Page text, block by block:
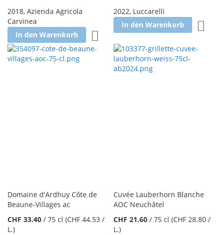
2018, Azienda Agricola
Carvinea
In den Warenkorb
Zur Wunschliste hinzufügen
2022, Luccarelli
In den Warenkorb
Domaine d'Ardhuy Côte de
Beaune-Villages ac
CHF 33.40 / 75 cl (CHF 44.53 /
L.)
Cuvée Lauberhorn Blanche
AOC Neuchâtel
CHF 21.60 /75 cl (CHF 28.80 /
L.)